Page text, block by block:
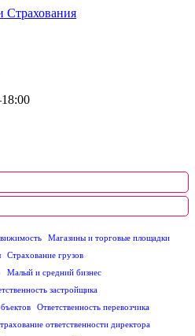
Магазины и торговые площадки
Страхование грузов
Малый и средний бизнес
застройщика
Ответственность перевозчика
ответственности директора